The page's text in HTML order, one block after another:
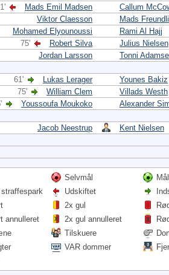
Mads Emil Madsen
Callum
Viktor Claesson
Mads
Mohamed Elyounoussi
Rami Al Hajj
75'
Robert Silva
Julius Nielsen
Jordan Larsson
Tonni
61' Lukas Lerager
Younes Bakiz
75'
William Clem
Villads Westh
Youssoufa Moukoko Alexander
Jacob Neestrup Kent Nielsen
Selvmål
Udskiftet
2x gul
annulleret
2x gul annulleret
Tilskuere
VAR dommer